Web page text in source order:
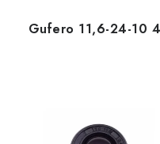
Gufero 11,6-24-10